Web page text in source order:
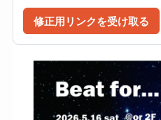
修正用リンクを受け取る